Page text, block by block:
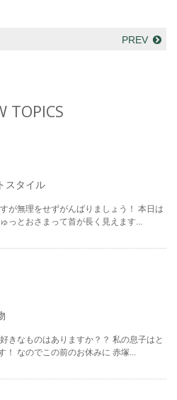
PREV
TOPICS
が無理をせずがんばりましょう！ 本日は
っとおさまって首が長く見えます...
きなものはありますか？？ 私の息子はと
！ なのでこの前のお休みに 赤塚...